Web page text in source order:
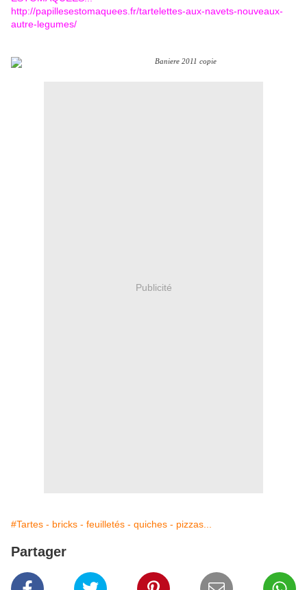
http://papillesestomaquees.fr/tartelettes-aux-navets-nouveaux-
autre-legumes/
Publicité
#Tartes - bricks - feuilletés - quiches - pizzas...
Partager